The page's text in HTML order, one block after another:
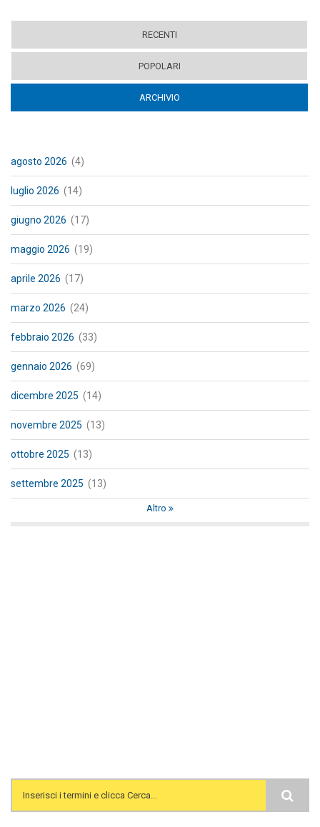
RECENTI
POPOLARI
ARCHIVIO
agosto 2026 (4)
luglio 2026 (14)
giugno 2026 (17)
maggio 2026 (19)
aprile 2026 (17)
marzo 2026 (24)
febbraio 2026 (33)
gennaio 2026 (69)
dicembre 2025 (14)
novembre 2025 (13)
ottobre 2025 (13)
settembre 2025 (13)
Altro
Search form